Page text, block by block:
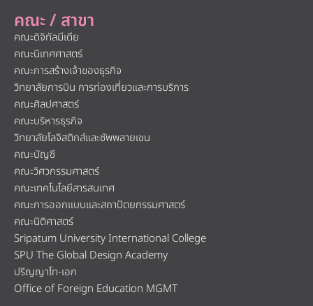
คณะ / สาขา
คณะดิจิทัลมีเดีย
คณะนิเทศศาสตร์
คณะการสร้างเจ้าของธุรกิจ
วิทยาลัยการบิน การท่องเที่ยวและการบริการ
คณะศิลปศาสตร์
คณะบริหารธุรกิจ
วิทยาลัยโลจิสติกส์และซัพพลายเชน
คณะบัญชี
คณะวิศวกรรมศาสตร์
คณะเทคโนโลยีสารสนเทศ
คณะการออกแบบและสถาปัตยกรรมศาสตร์
คณะนิติศาสตร์
Sripatum University International College
SPU The Global Design Academy
ปริญญาโท-เอก
Office of Foreign Education MGMT